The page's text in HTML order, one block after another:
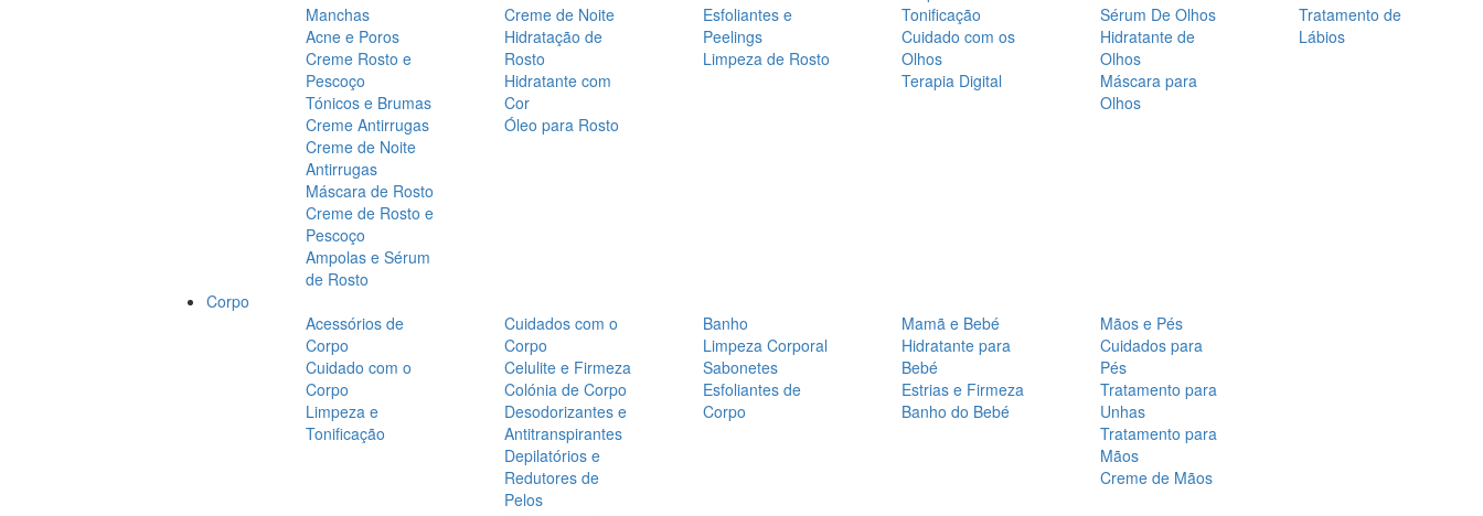
Manchas
Acne e Poros
Creme Rosto e
Pescoço
Tónicos e Brumas
Creme Antirrugas
Creme de Noite
Antirrugas
Máscara de Rosto
Creme de Rosto e
Pescoço
Ampolas e Sérum
de Rosto
Creme de Noite
Hidratação de
Rosto
Hidratante com
Cor
Óleo para Rosto
Esfoliantes e
Peelings
Limpeza de Rosto
Tonificação
Cuidado com os
Olhos
Terapia Digital
Sérum De Olhos
Hidratante de
Olhos
Máscara para
Olhos
Tratamento de
Lábios
Corpo
Acessórios de
Corpo
Cuidado com o
Corpo
Limpeza e
Tonificação
Cuidados com o
Corpo
Celulite e Firmeza
Colónia de Corpo
Desodorizantes e
Antitranspirantes
Depilatórios e
Redutores de
Pelos
Banho
Limpeza Corporal
Sabonetes
Esfoliantes de
Corpo
Mamã e Bebé
Hidratante para
Bebé
Estrias e Firmeza
Banho do Bebé
Mãos e Pés
Cuidados para
Pés
Tratamento para
Unhas
Tratamento para
Mãos
Creme de Mãos